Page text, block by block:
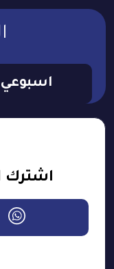
اسبوعي
اشترك